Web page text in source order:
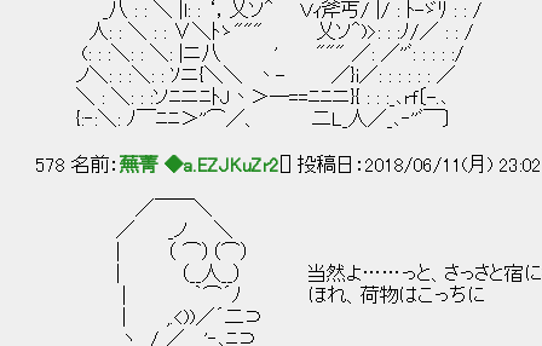
_八 : : ＼ |l: : ‘，乂ソ＾ Ｖｨ斧丐/ |/ : ﾄ-ゞﾘ : : /
人: : ＼ : : ∨＼ﾄゝ""" 乂ソ＾)>: : :ﾉ/／ : : /
(: : :＼: : ＼: |ニ八 ' """ ／: ／''ﾞ: : : : :/
ノ＼: : :＼: : ｿニ{＼＼ 丶- ／}i／: : : : : : ／
＼ : ＼: : :ソﾆニﾆﾄJ丶＞─==ﾆﾆニ}{ : : :_､rf〔-.､
{:‐:＼: ﾉ￣ﾆﾆ＞''⌒／、 二L_人／_､‐''ﾞ￣〕
578 名前： 蕪菁 ◆a.EZJKuZr2 [] 投稿日：2018/06/11(月)
／￣￣＼
／ _ノ ＼
| （ ⌒）（⌒）
| （__人__） 当然よ……っと、さっさと宿に
| ｀⌒´ﾉ ほれ、荷物はこっちに
| ,.<))／´二⊃
ヽ / ／ '‐､ﾆ⊃